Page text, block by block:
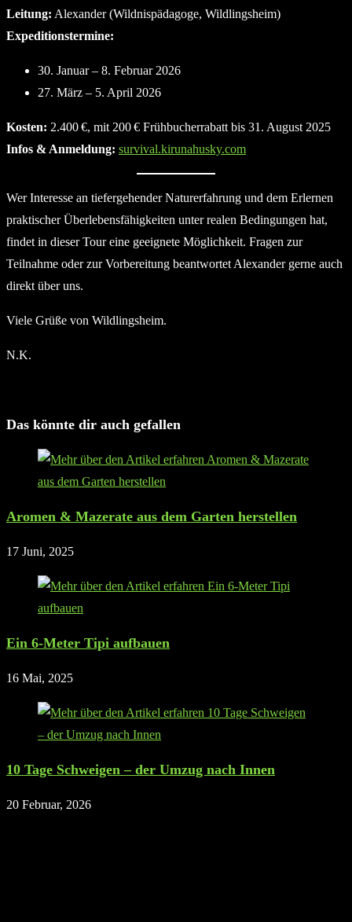
Leitung: Alexander (Wildnispädagoge, Wildlingsheim)
Expeditionstermine:
30. Januar – 8. Februar 2026
27. März – 5. April 2026
Kosten: 2.400 €, mit 200 € Frühbucherrabatt bis 31. August 2025
Infos & Anmeldung: survival.kirunahusky.com
Wer Interesse an tiefergehender Naturerfahrung und dem Erlernen
praktischer Überlebensfähigkeiten unter realen Bedingungen hat,
findet in dieser Tour eine geeignete Möglichkeit. Fragen zur
Teilnahme oder zur Vorbereitung beantwortet Alexander gerne auch
direkt über uns.
Viele Grüße von Wildlingsheim.
N.K.
Das könnte dir auch gefallen
Aromen & Mazerate aus dem Garten herstellen
17 Juni, 2025
Ein 6-Meter Tipi aufbauen
16 Mai, 2025
10 Tage Schweigen – der Umzug nach Innen
20 Februar, 2026